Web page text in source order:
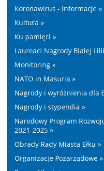
Koronawirus - informacje »
Kultura »
Ku pamięci »
Laureaci Nagrody Białej
Monitoring »
NATO in Masuria »
Nagrody i wyróżnienia dla
Nagrody i stypendia »
Narodowy Program
2021-2025 »
Obrady Rady Miasta Ełku »
Organizacje Pozarządowe »